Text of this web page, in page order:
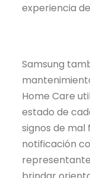
experiencia
Samsung
Home Care
estado de
signos de mal
notificación